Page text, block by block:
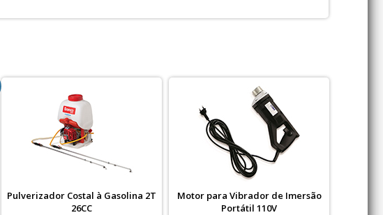
Pulverizador Costal à Gasolina 2T
26CC
Motor para Vibrador de Imersão
Portátil 110V